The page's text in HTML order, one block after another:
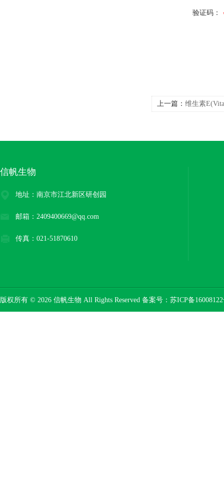
验证码：
上一篇： 维生素
信帆生物
地址：南京市江北新区研创园
邮箱：2409400669@qq.com
传真：021-51870610
版权所有 © 2026 信帆生物 All Rights Reserved 备案号： 苏ICP备